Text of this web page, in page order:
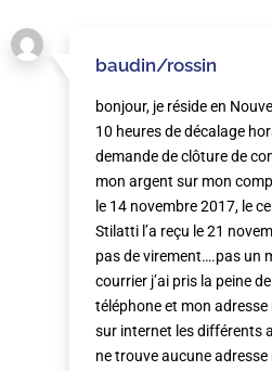
baudin/rossin
bonjour, je réside en
10 heures de décalage
demande de clôture de
mon argent sur mon
le 14 novembre 2017, le
Stilatti l’a reçu le 21
pas de virement….pas un
courrier j’ai pris la peine
téléphone et mon
sur internet les différents
ne trouve aucune